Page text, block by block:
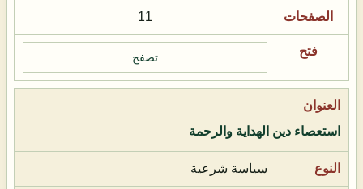
11
تصفح
استعصاء دين الهداية والرحمة
سياسة شرعية